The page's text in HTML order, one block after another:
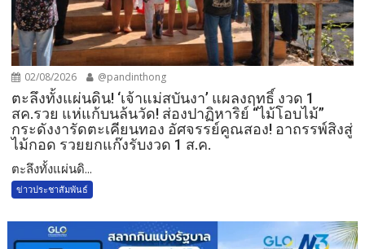
02/08/2026 @pandinthong
ตะลึงทั้งแผ่นดิน! ‘เจ้าแม่สบันงา’ แผลงฤทธิ์ งวด 1
สค.รวย แห่แก้บนล้นวัด!​ ส่องปาฏิหาริย์ “ไม้โอบไม้”
กระดังงารัดตะเคียนทอง อัศจรรย์คูณสอง! อาถรรพ์สิงสู่
ไม้กอด รวยยกแก๊งรับงวด 1 ส.ค.​
​ตะลึงทั้งแผ่นดิ...
ข่าวประชาสัมพันธ์